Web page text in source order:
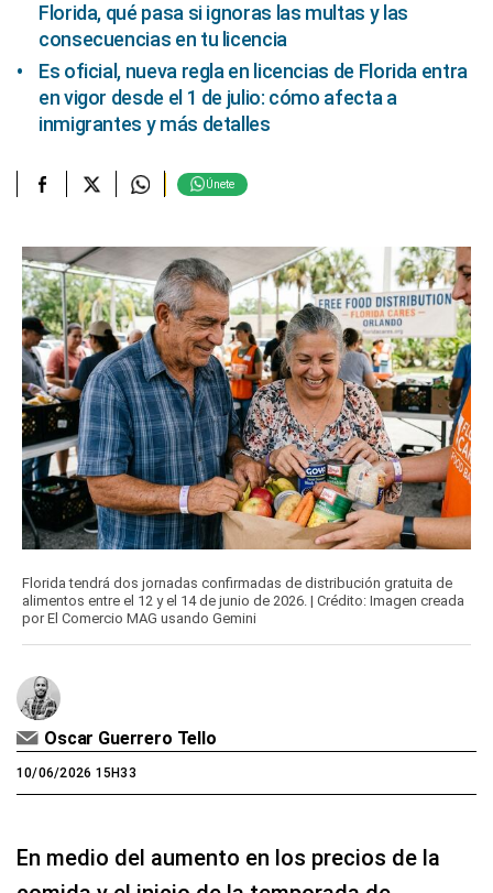
Florida, qué pasa si ignoras las multas y las
consecuencias en tu licencia
Es oficial, nueva regla en licencias de Florida entra
en vigor desde el 1 de julio: cómo afecta a
inmigrantes y más detalles
Únete
Florida tendrá dos jornadas confirmadas de distribución gratuita de
alimentos entre el 12 y el 14 de junio de 2026. | Crédito: Imagen creada
por El Comercio MAG usando Gemini
Oscar Guerrero Tello
10/06/2026 15H33
En medio del aumento en los precios de la